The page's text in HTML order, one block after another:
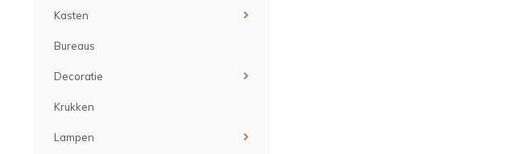
Kasten
Bureaus
Decoratie
Krukken
Lampen